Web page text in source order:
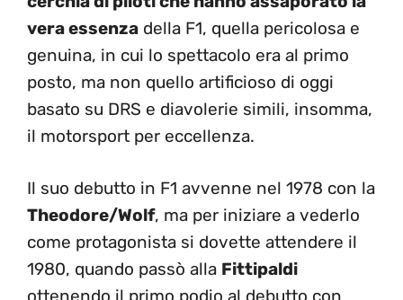
vera essenza della F1, quella pericolosa e
genuina, in cui lo spettacolo era al primo
posto, ma non quello artificioso di oggi
basato su DRS e diavolerie simili, insomma,
il motorsport per eccellenza.
Il suo debutto in F1 avvenne nel 1978 con la
Theodore/Wolf, ma per iniziare a vederlo
come protagonista si dovette attendere il
1980, quando passò alla Fittipaldi